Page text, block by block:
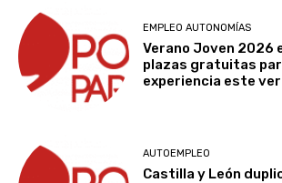
EMPLEO AUTONOMÍAS
Verano Joven 2026
plazas gratuitas
experiencia este
AUTOEMPLEO
Castilla y León